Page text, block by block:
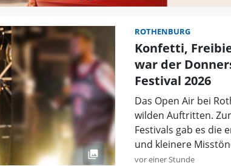
ROTHENBURG
Konfetti,
war der
Festival 2026
Das Open Air bei
wilden Auftritten.
Festivals gab es die
und kleinere
vor einer Stunde